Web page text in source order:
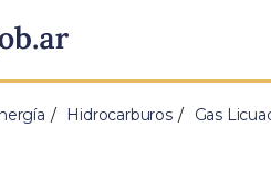
Hidrocarburos Gas